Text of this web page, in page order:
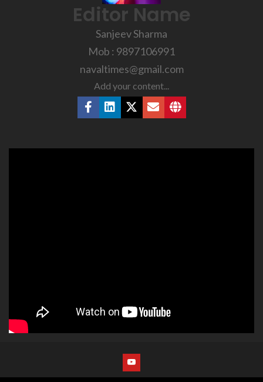
Editor Name
Sanjeev Sharma
Mob : 9897106991
navaltimes@gmail.com
Add your content...